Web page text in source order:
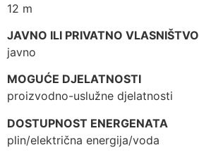
12 m
JAVNO ILI PRIVATNO VLASNIŠTVO
javno
MOGUĆE DJELATNOSTI
proizvodno-uslužne djelatnosti
DOSTUPNOST ENERGENATA
plin/električna energija/voda